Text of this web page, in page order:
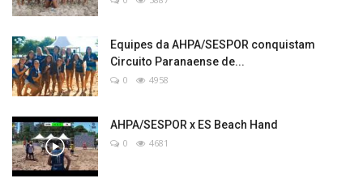
Equipes da AHPA/SESPOR conquistam
Circuito Paranaense de...
0 4958
AHPA/SESPOR x ES Beach Hand
0 4681